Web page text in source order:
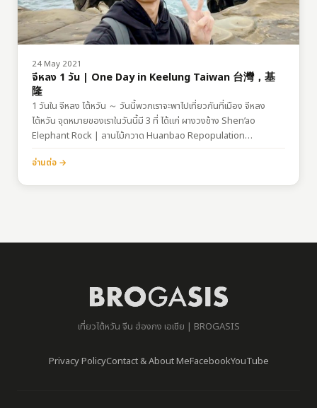
24 May 2021
จีหลง 1 วัน | One Day in Keelung Taiwan 台灣，基
隆
1 วันใน จีหลง ไต้หวัน ～ วันนี้พวกเราจะพาไปเที่ยวกันที่เมือง จีหลง
ไต้หวัน จุดหมายของเราในวันนี้มี 3 ที่ ได้แก่ ผางวงช้าง Shen’ao
Elephant Rock | ลานไม้กวาด Huanbao Repopulation…
อ่านต่อ →
เที่ยวไต้หวัน จีน ฮ่องกง เอเชีย | BROGASIS
Privacy PolicyContact & About MeFacebookYouTube